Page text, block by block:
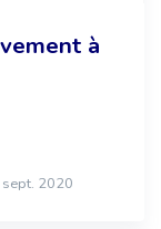
à
sept. 2020